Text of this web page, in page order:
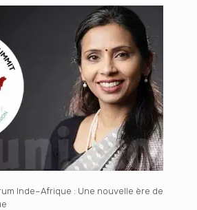
Inde–Afrique : Une nouvelle ère de